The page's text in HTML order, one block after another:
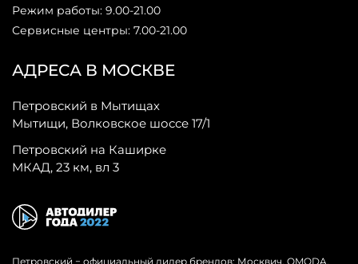
АДРЕСА В МОСКВЕ
Петровский в Мытищах
Мытищи, Волковское шоссе 17/1
Петровский на Каширке
МКАД, 23 км, вл 3
Режим работы: 9.00-21.00
Сервисные центры: 7.00-21.00
Петровский − официальный дилер брендов: Москвич, OMODA,